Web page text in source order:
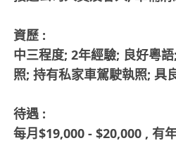
資歷 :
中三程度; 2年經驗; 良好粵
照; 持有私家車駕駛執照; 具
待遇 :
每月$19,000 - $20,000 , 有